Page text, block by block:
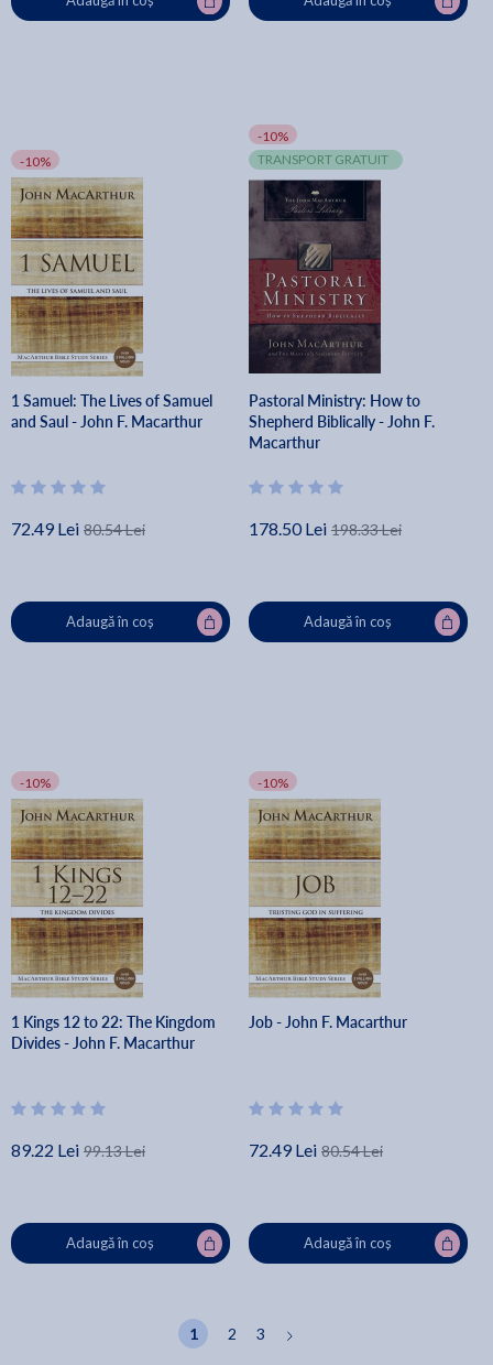
-10%
1 Samuel: The Lives of Samuel
and Saul - John F. Macarthur
72.49 Lei 80.54 Lei
Adaugă în coș
-10%
TRANSPORT GRATUIT
Pastoral Ministry: How to
Shepherd Biblically - John F.
Macarthur
178.50 Lei 198.33 Lei
Adaugă în coș
-10%
1 Kings 12 to 22: The Kingdom
Divides - John F. Macarthur
89.22 Lei 99.13 Lei
Adaugă în coș
-10%
Job - John F. Macarthur
72.49 Lei 80.54 Lei
Adaugă în coș
1 2 3